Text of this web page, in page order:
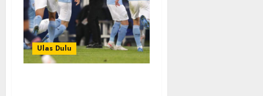
Ulas Dulu